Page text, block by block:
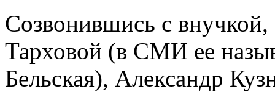
Созвонившись с
Тарховой (в СМИ ее
Бельская), Александр